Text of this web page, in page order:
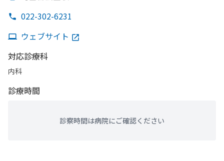
022-302-6231
ウェブサイト
対応診療科
内科
診療時間
診察時間は病院にご確認ください